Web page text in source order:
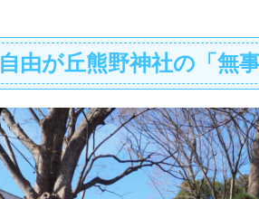
自由が丘熊野神社の「無